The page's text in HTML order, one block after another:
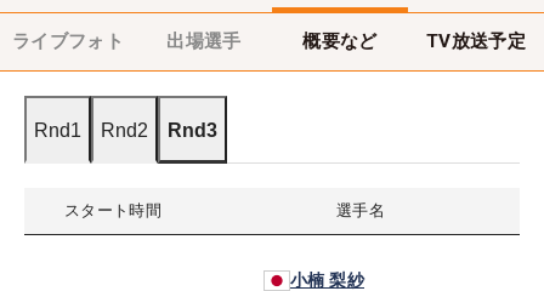
ライブフォト 出場選手 概要など TV放送予定
Rnd1 Rnd2 Rnd3
スタート時間 選手名
小楠 梨紗